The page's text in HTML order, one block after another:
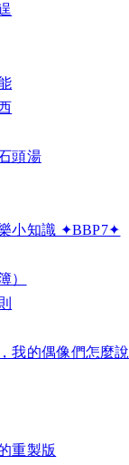
頭湯
小知識 ✦BBP7✦
）
我的偶像們怎麼說
重製版